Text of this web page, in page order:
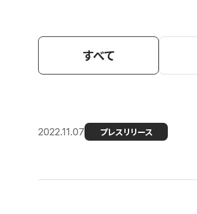
すべて
2022.11.07 プレスリリース